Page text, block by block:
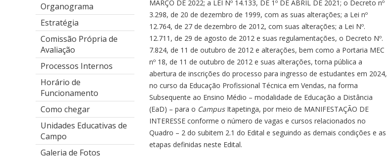
Organograma
Estratégia
Comissão Própria de
Avaliação
Processos Internos
Horário de
Funcionamento
Como chegar
Unidades Educativas de
Campo
Galeria de Fotos
MARÇO DE 2022; a LEI Nº 14.133, DE 1º DE ABRIL DE 2021; o Decreto nº
3.298, de 20 de dezembro de 1999, com as suas alterações; a Lei nº
12.764, de 27 de dezembro de 2012, com suas alterações; a Lei Nº.
12.711, de 29 de agosto de 2012 e suas regulamentações, o Decreto Nº.
7.824, de 11 de outubro de 2012 e alterações, bem como a Portaria MEC
nº 18, de 11 de outubro de 2012 e suas alterações, torna pública a
abertura de inscrições do processo para ingresso de estudantes em 2024,
no curso da Educação Profissional Técnica em Vendas, na forma
Subsequente ao Ensino Médio – modalidade de Educação a Distância
(EaD) – para o Campus Itapetinga, por meio de MANIFESTAÇÃO DE
INTERESSE conforme o número de vagas e cursos relacionados no
Quadro – 2 do subitem 2.1 do Edital e seguindo as demais condições e as
etapas definidas neste Edital.